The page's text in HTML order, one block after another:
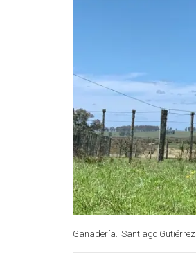
Ganadería. Santiago Gutiérrez.